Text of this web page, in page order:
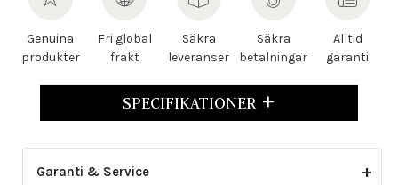
Genuina
produkter
Fri global
frakt
Säkra
leveranser
Säkra
betalningar
Alltid
garanti
SPECIFIKATIONER
Garanti & Service